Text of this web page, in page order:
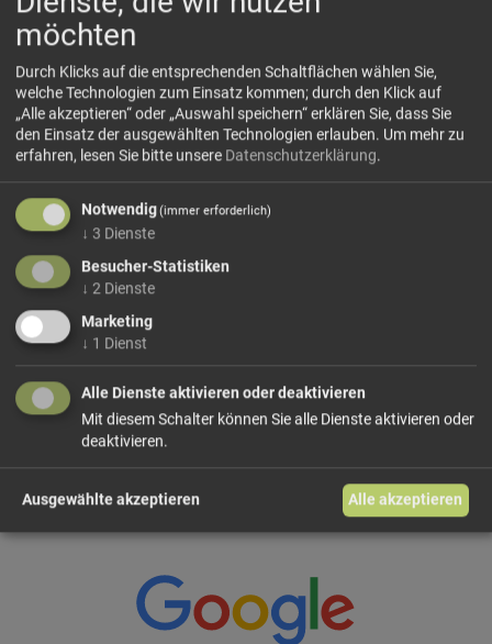
HORVAT
Größe: 150 g
weiter einkaufen
Teile dieses Produkt auf:
möchten
Durch Klicks auf die entsprechenden Schaltflächen wählen Sie,
welche Technologien zum Einsatz kommen; durch den Klick auf
„Alle akzeptieren“ oder „Auswahl speichern“ erklären Sie, dass Sie
den Einsatz der ausgewählten Technologien erlauben. Um mehr zu
erfahren, lesen Sie bitte unsere Datenschutzerklärung.
Notwendig(immer erforderlich)
↓ 3 Dienste
Besucher-Statistiken
↓ 2 Dienste
Marketing
↓ 1 Dienst
Alle Dienste aktivieren oder deaktivieren
Mit diesem Schalter können Sie alle Dienste aktivieren oder
deaktivieren.
Ausgewählte akzeptieren Alle akzeptieren